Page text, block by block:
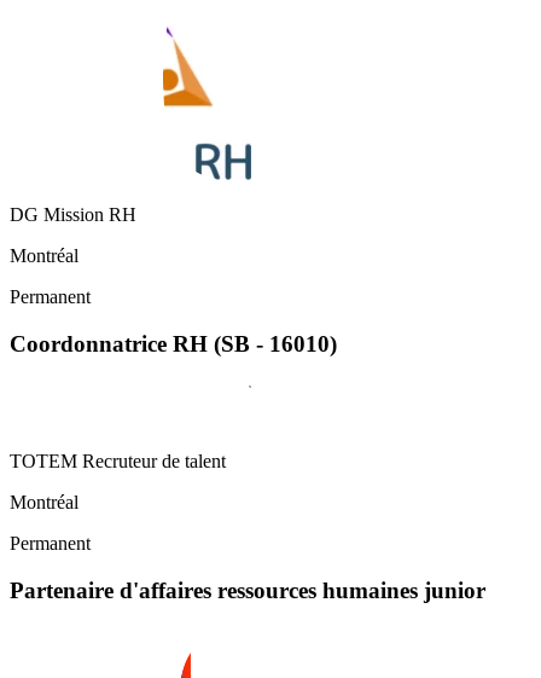
DG Mission RH
Montréal
Permanent
Coordonnatrice RH (SB - 16010)
TOTEM Recruteur de talent
Montréal
Permanent
Partenaire d'affaires ressources humaines junior